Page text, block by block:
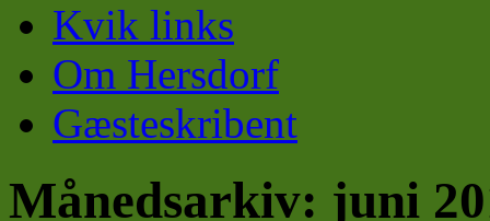
Kvik links
Om Hersdorf
Gæsteskribent
Månedsarkiv: juni